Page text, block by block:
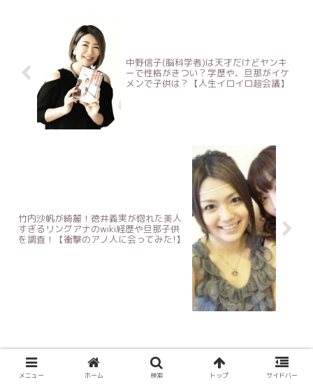
中野信子(脳科学者)は天才だけどヤンキ
ーで性格がきつい？学歴や、旦那がイケ
メンで子供は？【人生イロイロ超会議】
竹内沙帆が綺麗！徳井義実が惚れた美人
すぎるリングアナのwiki経歴や旦那子供
を調査！【衝撃のアノ人に会ってみた!】
メニュー ホーム 検索 トップ サイドバー